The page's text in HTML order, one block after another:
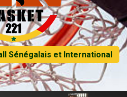
Sénégalais et International